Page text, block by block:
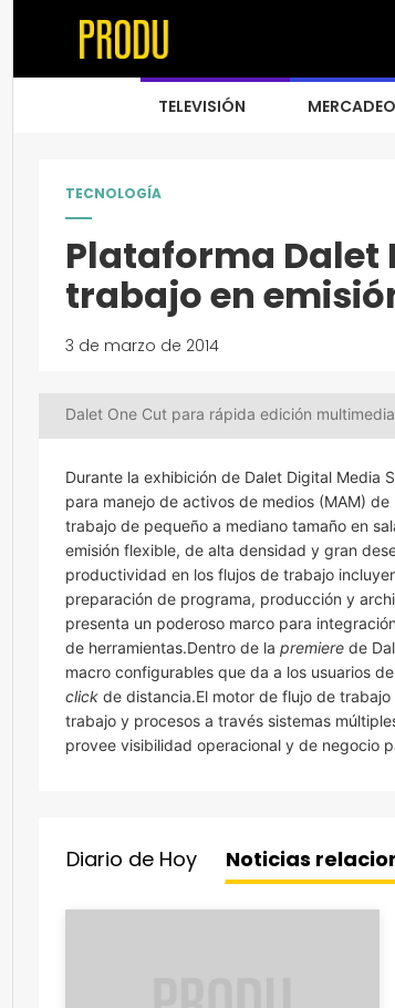
TELEVISIÓN MERCADEO
TECNOLOGÍA
Plataforma Dalet
trabajo en
3 de marzo de 2014
Dalet One Cut para rápida edición multimedia
Durante la exhibición de Dalet Digital Media
para manejo de activos de medios (MAM)
trabajo de pequeño a mediano tamaño en
emisión flexible, de alta densidad y gran
productividad en los flujos de trabajo
preparación de programa, producción y
presenta un poderoso marco para
de herramientas.Dentro de la premiere de
macro configurables que da a los usuarios
click de distancia.El motor de flujo de
trabajo y procesos a través sistemas
provee visibilidad operacional y de negocio
Diario de Hoy Noticias